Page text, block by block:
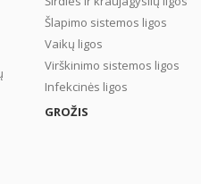
Šlapimo sistemos ligos
Vaikų ligos
Virškinimo sistemos ligos
Infekcinės ligos
GROŽIS